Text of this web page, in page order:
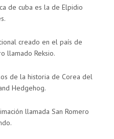
de cuba es la de Elpidio
creado en el país de
llamado Reksio.
de la historia de Corea del
Hedgehog.
llamada San Romero